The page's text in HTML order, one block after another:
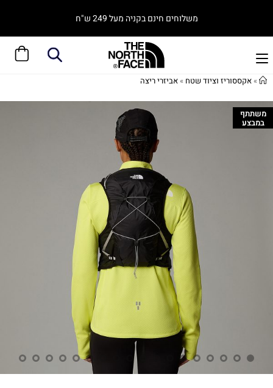
משלוחים חינם בקניה מעל 249 ש"ח
»אקססוריז וציוד שטח »אביזרי ריצה
משתתף
במבצע